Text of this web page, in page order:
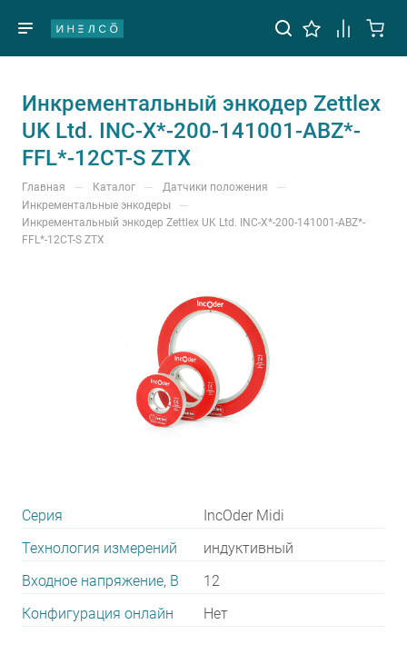
Инкрементальный энкодер Zettlex
UK Ltd. INC-X*-200-141001-ABZ*-
FFL*-12CT-S ZTX
Главная — Каталог — Датчики положения —
Инкрементальные энкодеры —
Инкрементальный энкодер Zettlex UK Ltd. INC-X*-200-141001-ABZ*-
FFL*-12CT-S ZTX
Серия
IncOder Midi
Технология измерений
индуктивный
Входное напряжение, В
12
Конфигурация онлайн
Нет